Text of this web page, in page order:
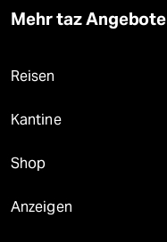
Mehr taz Angebote
Reisen
Kantine
Shop
Anzeigen